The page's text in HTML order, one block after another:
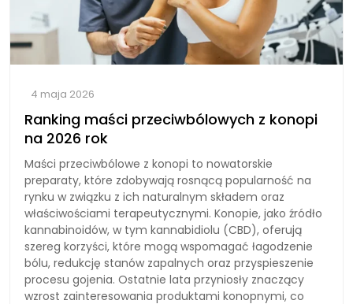
4 maja 2026
Ranking maści przeciwbólowych z konopi
na 2026 rok
Maści przeciwbólowe z konopi to nowatorskie
preparaty, które zdobywają rosnącą popularność na
rynku w związku z ich naturalnym składem oraz
właściwościami terapeutycznymi. Konopie, jako źródło
kannabinoidów, w tym kannabidiolu (CBD), oferują
szereg korzyści, które mogą wspomagać łagodzenie
bólu, redukcję stanów zapalnych oraz przyspieszenie
procesu gojenia. Ostatnie lata przyniosły znaczący
wzrost zainteresowania produktami konopnymi, co